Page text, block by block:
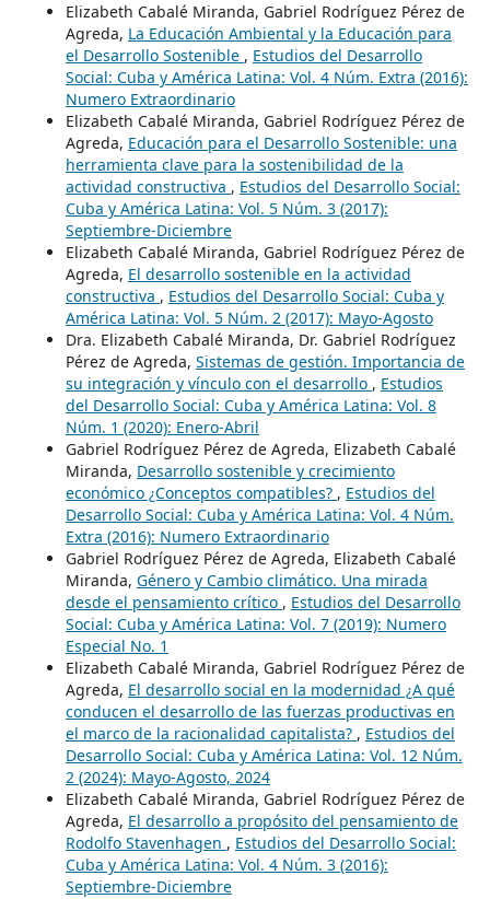
Elizabeth Cabalé Miranda, Gabriel Rodríguez Pérez de
Agreda, La Educación Ambiental y la Educación para
el Desarrollo Sostenible , Estudios del Desarrollo
Social: Cuba y América Latina: Vol. 4 Núm. Extra (2016):
Numero Extraordinario
Elizabeth Cabalé Miranda, Gabriel Rodríguez Pérez de
Agreda, Educación para el Desarrollo Sostenible: una
herramienta clave para la sostenibilidad de la
actividad constructiva , Estudios del Desarrollo Social:
Cuba y América Latina: Vol. 5 Núm. 3 (2017):
Septiembre-Diciembre
Elizabeth Cabalé Miranda, Gabriel Rodríguez Pérez de
Agreda, El desarrollo sostenible en la actividad
constructiva , Estudios del Desarrollo Social: Cuba y
América Latina: Vol. 5 Núm. 2 (2017): Mayo-Agosto
Dra. Elizabeth Cabalé Miranda, Dr. Gabriel Rodríguez
Pérez de Agreda, Sistemas de gestión. Importancia de
su integración y vínculo con el desarrollo , Estudios
del Desarrollo Social: Cuba y América Latina: Vol. 8
Núm. 1 (2020): Enero-Abril
Gabriel Rodríguez Pérez de Agreda, Elizabeth Cabalé
Miranda, Desarrollo sostenible y crecimiento
económico ¿Conceptos compatibles? , Estudios del
Desarrollo Social: Cuba y América Latina: Vol. 4 Núm.
Extra (2016): Numero Extraordinario
Gabriel Rodríguez Pérez de Agreda, Elizabeth Cabalé
Miranda, Género y Cambio climático. Una mirada
desde el pensamiento crítico , Estudios del Desarrollo
Social: Cuba y América Latina: Vol. 7 (2019): Numero
Especial No. 1
Elizabeth Cabalé Miranda, Gabriel Rodríguez Pérez de
Agreda, El desarrollo social en la modernidad ¿A qué
conducen el desarrollo de las fuerzas productivas en
el marco de la racionalidad capitalista? , Estudios del
Desarrollo Social: Cuba y América Latina: Vol. 12 Núm.
2 (2024): Mayo-Agosto, 2024
Elizabeth Cabalé Miranda, Gabriel Rodríguez Pérez de
Agreda, El desarrollo a propósito del pensamiento de
Rodolfo Stavenhagen , Estudios del Desarrollo Social:
Cuba y América Latina: Vol. 4 Núm. 3 (2016):
Septiembre-Diciembre